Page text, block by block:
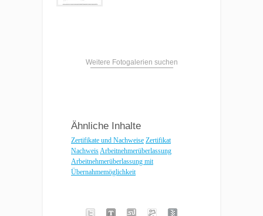
Weitere Fotogalerien suchen
Ähnliche Inhalte
Zertifikate und Nachweise Zertifikat
NachweisArbeitnehmerüberlassung
Arbeitnehmerüberlassung mit
Übernahmemöglichkeit